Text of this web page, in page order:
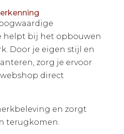
helpt bij het opbouwen
Door je eigen stijl en
zorg je ervoor
direct
en zorgt
terugkomen.